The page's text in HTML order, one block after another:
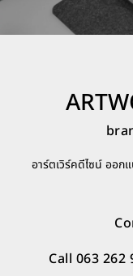
อาร์ตเวิร์คดีไซน์ ออ
Call 063 262